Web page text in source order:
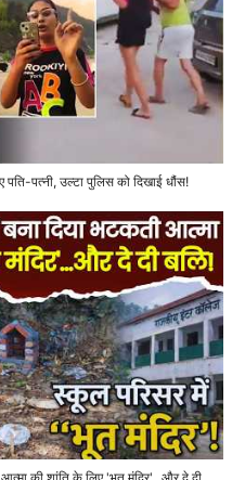
पत्नी, उल्टा पुलिस को दिखाई धौंस!